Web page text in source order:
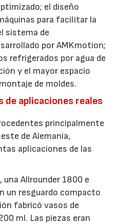
el diseño
para facilitar la
sistema de
por AMKmotion;
refrigerados por agua de
y el mayor espacio
de moldes.
de aplicaciones reales
principalmente
de Alemania,
aplicaciones de las
una Allrounder 1800 e
un resguardo compacto
fabricó vasos de
ml. Las piezas eran